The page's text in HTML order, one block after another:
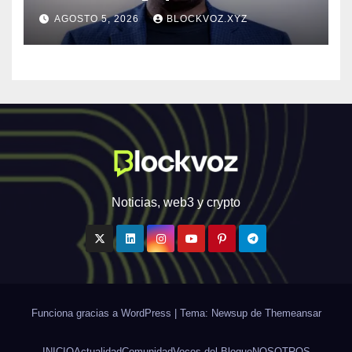
inteligencia de amenazas
personalizada y en tiempo
real
AGOSTO 5, 2026 BLOCKVOZ.XYZ
Noticias, web3 y crypto
Funciona gracias a WordPress Tema: Newsup de Themeansar